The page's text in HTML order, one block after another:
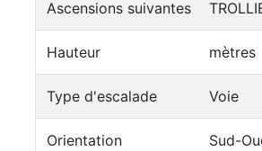
Ascensions suivantes
Hauteur mètres
Type d'escalade Voie
Orientation Sud-